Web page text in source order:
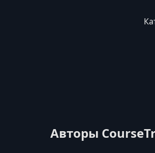
Авторы